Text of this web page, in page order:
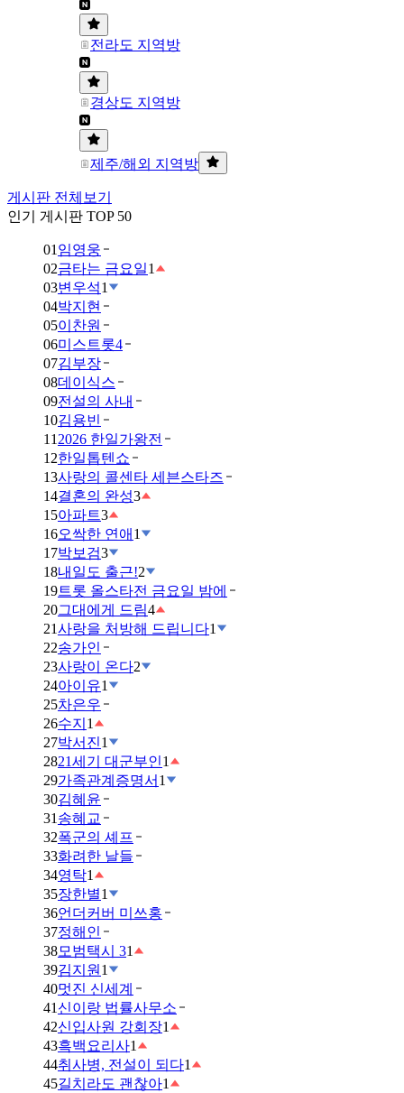
전라도 지역방
경상도 지역방
제주/해외 지역방
게시판 전체보기
인기 게시판 TOP 50
01 임영웅
02금타는 금요일1
03변우석1
04박지현
05이찬원
06미스트롯4
07김부장
08데이식스
09전설의 사내
10김용빈
11 2026 한일가왕전
12한일톱텐쇼
13사랑의 콜센타 세븐스타즈
14결혼의 완성3
15아파트3
16오싹한 연애 1
17박보검3
18내일도 출근!2
19트롯 올스타전 금요일 밤에
20그대에게 드림4
21사랑을 처방해 드립니다1
22송가인
23사랑이 온다2
24아이유1
25차은우
26수지 1
27박서진1
2821세기 대군부인1
29가족관계증명서 1
30김혜윤
31 송혜교
32폭군의 셰프
33화려한 날들
34영탁1
35장한별1
36언더커버 미쓰홍
37정해인
38모범택시 31
39김지원 1
40멋진 신세계
41 신이랑 법률사무소
42신입사원 강회장1
43흑백요리사1
44취사병, 전설이 되다1
45길치라도 괜찮아1